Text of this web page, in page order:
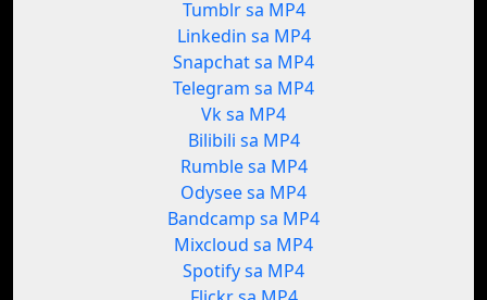
Tumblr sa MP4
Linkedin sa MP4
Snapchat sa MP4
Telegram sa MP4
Vk sa MP4
Bilibili sa MP4
Rumble sa MP4
Odysee sa MP4
Bandcamp sa MP4
Mixcloud sa MP4
Spotify sa MP4